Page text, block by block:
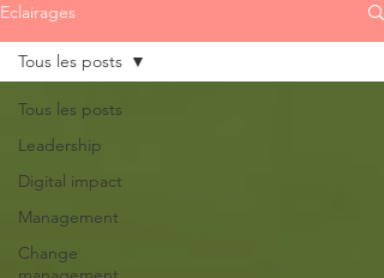
Eclairages
Tous les posts
Leadership
Digital impact
Management
Change
Tous les posts